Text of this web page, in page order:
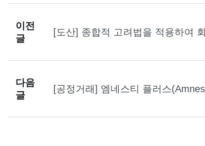
이전
글
[도산] 종합적 고려법을 적용하여
다음
글
[공정거래] 엠네스티 플러스